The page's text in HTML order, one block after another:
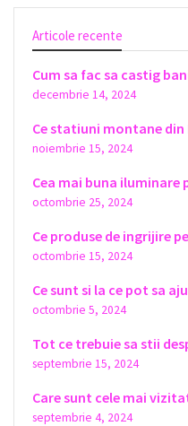
Articole recente
Cum sa fac sa castig
decembrie 14, 2024
Ce statiuni montane
noiembrie 15, 2024
Cea mai buna
octombrie 25, 2024
Ce produse de ingrijire
octombrie 15, 2024
Ce sunt si la ce pot sa
octombrie 5, 2024
Tot ce trebuie sa stii
septembrie 15, 2024
Care sunt cele mai
septembrie 4, 2024